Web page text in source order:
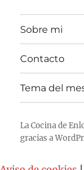
Sobre mi
Contacto
Tema del
La Cocina de
gracias a